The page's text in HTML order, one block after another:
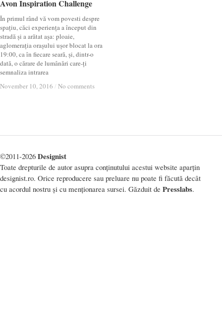
Avon Inspiration Challenge
În primul rând vă vom povesti despre
spațiu, căci experiența a început din
stradă și a arătat așa: ploaie,
aglomerația orașului ușor blocat la ora
19:00, ca în fiecare seară, și, dintr-o
dată, o cărare de lumânări care-ți
semnaliza intrarea
November 10, 2016 / No comments
Avon Inspiration Challenge
November 10, 2016 / No comments
©2011-2026 Designist
Toate drepturile de autor asupra conținutului acestui website aparțin
designist.ro. Orice reproducere sau preluare nu poate fi făcută decât
cu acordul nostru și cu menționarea sursei. Găzduit de Presslabs.